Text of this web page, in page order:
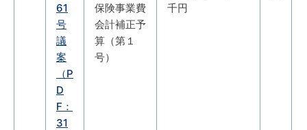
61
号
議
案
（P
D
F：
31
保険事業費
会計補正予
算（第１
号）
千円